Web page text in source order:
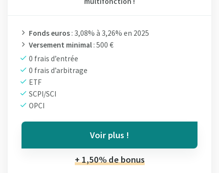
Fonds euros : 3,08% à 3,26% en 2025
Versement minimal : 500 €
0 frais d’entrée
0 frais d’arbitrage
ETF
SCPI/SCI
OPCI
Voir plus !
+ 1,50% de bonus